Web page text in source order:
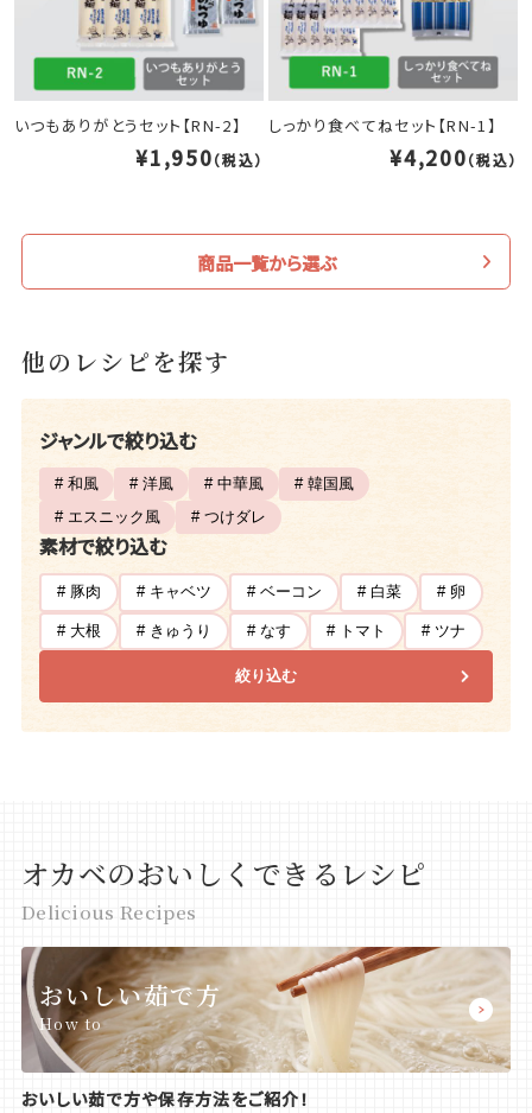
いつもありがとうセット【RN-2】
¥1,950（税込）
しっかり食べてねセット【RN-1】
¥4,200（税込）
商品一覧から選ぶ
他のレシピを探す
ジャンルで絞り込む
# 和風 # 洋風 # 中華風
# 韓国風
# エスニック風
# つけダレ
素材で絞り込む
# 豚肉 # キャベツ # ベーコン # 白菜 # 卵
# 大根 # きゅうり # なす # トマト # ツナ
絞り込む
オカベのおいしくできるレシピ
Delicious Recipes
おいしい茹で方
How to
おいしい茹で方や保存方法をご紹介！